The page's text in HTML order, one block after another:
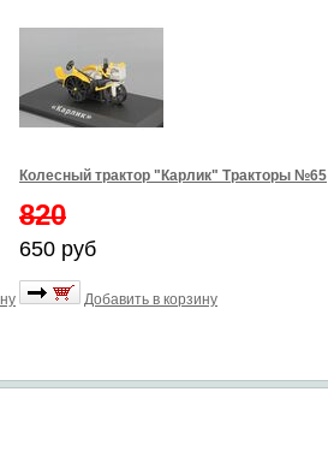
Колесный трактор "Карлик" Тракторы №65
820
650 руб
Добавить в корзину